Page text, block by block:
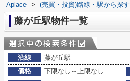
Aplace > (売買・投資)路線・駅から探す
藤が丘駅物件一覧
沿線
藤が丘駅
価格
下限なし～上限なし